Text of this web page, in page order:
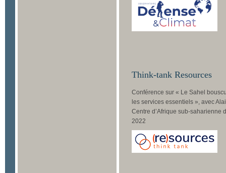
Think-tank Resources
Conférence sur « Le Sahel
les services essentiels », avec
Centre d’Afrique sub-saharienne
2022